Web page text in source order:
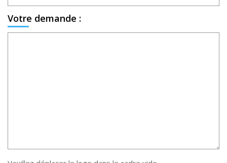
Votre demande :